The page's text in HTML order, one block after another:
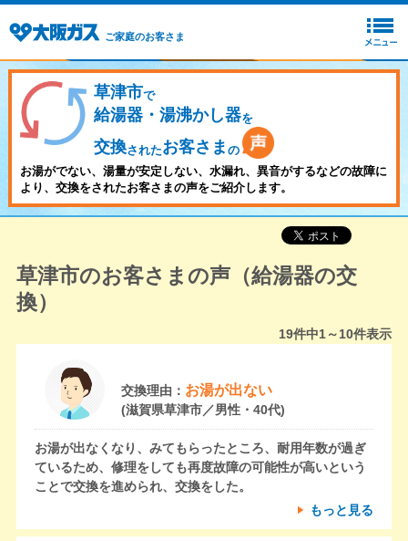
ご家庭のお客さま
草津市で
給湯器・湯沸かし器を
交換されたお客さま の
お湯がでない、湯量が安定しない、水漏れ、異音がするなどの故障に
より、交換をされたお客さまの声をご紹介します。
草津市のお客さまの声（給湯器の交
換）
19件中1～10件表示
交換理由： お湯が出ない
(滋賀県草津市／男性・40代)
お湯が出なくなり、みてもらったところ、耐用年数が過ぎ
ているため、修理をしても再度故障の可能性が高いという
ことで交換を進められ、交換をした。
もっと見る